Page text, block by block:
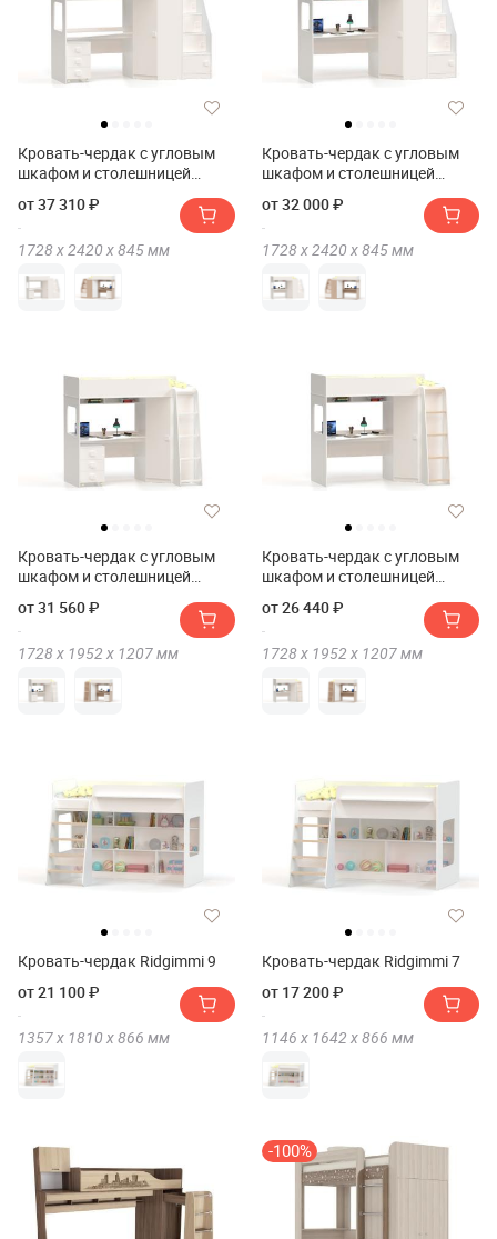
Кровать-чердак с угловым
шкафом и столешницей
от 37 310 ₽
1728 х 2420 х845мм
Кровать-чердак с угловым
шкафом и столешницей
от 32 000 ₽
1728 х 2420 х845мм
Кровать-чердак с угловым
шкафом и столешницей
от 31 560 ₽
1728 х 1952 х 1207мм
Кровать-чердак с угловым
шкафом и столешницей
от 26 440 ₽
1728 х 1952 х 1207мм
Кровать-чердак Ridgimmi 9
от 21 100 ₽
1357 х 1810 х866 мм
Кровать-чердак Ridgimmi 7
от 17 200 ₽
1146 х 1642 х866 мм
-100%